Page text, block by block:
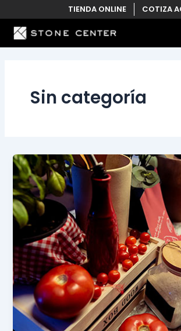
to
content
TIENDA ONLINE COTIZA
Sin categoría